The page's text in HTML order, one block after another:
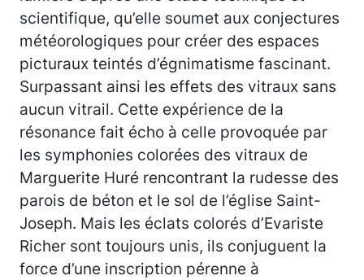
scientifique, qu’elle soumet aux conjectures
météorologiques pour créer des espaces
picturaux teintés d’égnimatisme fascinant.
Surpassant ainsi les effets des vitraux sans
aucun vitrail. Cette expérience de la
résonance fait écho à celle provoquée par
les symphonies colorées des vitraux de
Marguerite Huré rencontrant la rudesse des
parois de béton et le sol de l’église Saint-
Joseph. Mais les éclats colorés d’Evariste
Richer sont toujours unis, ils conjuguent la
force d’une inscription pérenne à